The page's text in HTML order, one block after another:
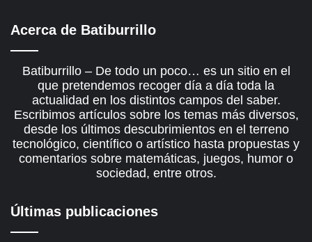
Acerca de Batiburrillo
Batiburrillo – De todo un poco… es un sitio en el
que pretendemos recoger día a día toda la
actualidad en los distintos campos del saber.
Escribimos artículos sobre los temas más diversos,
desde los últimos descubrimientos en el terreno
tecnológico, científico o artístico hasta propuestas y
comentarios sobre matemáticas, juegos, humor o
sociedad, entre otros.
Últimas publicaciones